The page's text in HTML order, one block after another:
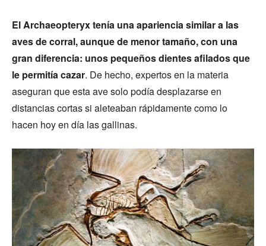
El Archaeopteryx tenía una apariencia similar a las
aves de corral, aunque de menor tamaño, con una
gran diferencia: unos pequeños dientes afilados que
le permitía cazar. De hecho, expertos en la materia
aseguran que esta ave solo podía desplazarse en
distancias cortas si aleteaban rápidamente como lo
hacen hoy en día las gallinas.